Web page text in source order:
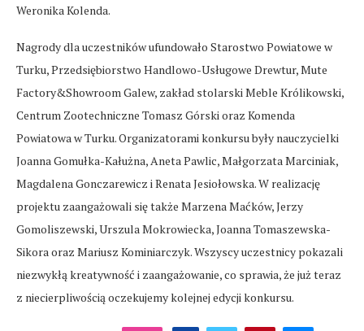
Weronika Kolenda.
Nagrody dla uczestników ufundowało Starostwo Powiatowe w
Turku, Przedsiębiorstwo Handlowo-Usługowe Drewtur, Mute
Factory&Showroom Galew, zakład stolarski Meble Królikowski,
Centrum Zootechniczne Tomasz Górski oraz Komenda
Powiatowa w Turku. Organizatorami konkursu były nauczycielki
Joanna Gomułka-Kałużna, Aneta Pawlic, Małgorzata Marciniak,
Magdalena Gonczarewicz i Renata Jesiołowska. W realizację
projektu zaangażowali się także Marzena Maćków, Jerzy
Gomoliszewski, Urszula Mokrowiecka, Joanna Tomaszewska-
Sikora oraz Mariusz Kominiarczyk. Wszyscy uczestnicy pokazali
niezwykłą kreatywność i zaangażowanie, co sprawia, że już teraz
z niecierpliwością oczekujemy kolejnej edycji konkursu.